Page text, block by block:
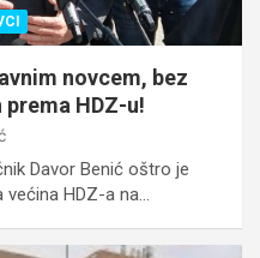
novcem, bez
HDZ-u!
Davor Benić oštro je
većina HDZ-a na…